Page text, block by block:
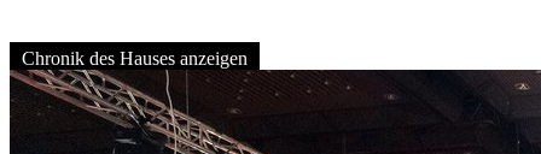
Chronik des Hauses anzeigen